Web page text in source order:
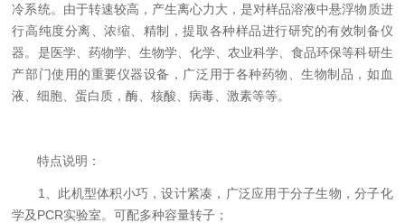
冷系统。由于转速较高，产生离心力大，是对样品溶液中悬浮物质进
行高纯度分离、浓缩、精制，提取各种样品进行研究的有效制备仪
器。是医学、药物学、生物学、化学、农业科学、食品环保等科研生
产部门使用的重要仪器设备，广泛用于各种药物、生物制品，如血
液、细胞、蛋白质，酶、核酸、病毒、激素等等。
特点说明：
1、此机型体积小巧，设计紧凑，广泛应用于分子生物，分子化
学及PCR实验室。可配多种容量转子；